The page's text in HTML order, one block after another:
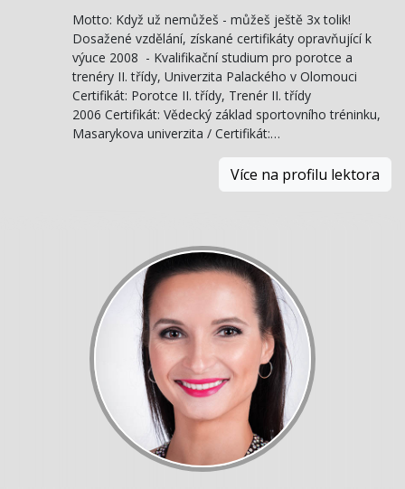
Motto: Když už nemůžeš - můžeš ještě 3x tolik!
Dosažené vzdělání, získané certifikáty opravňující k
výuce 2008 - Kvalifikační studium pro porotce a
trenéry II. třídy, Univerzita Palackého v Olomouci
Certifikát: Porotce II. třídy, Trenér II. třídy
2006 Certifikát: Vědecký základ sportovního tréninku,
Masarykova univerzita / Certifikát:…
Více na profilu lektora